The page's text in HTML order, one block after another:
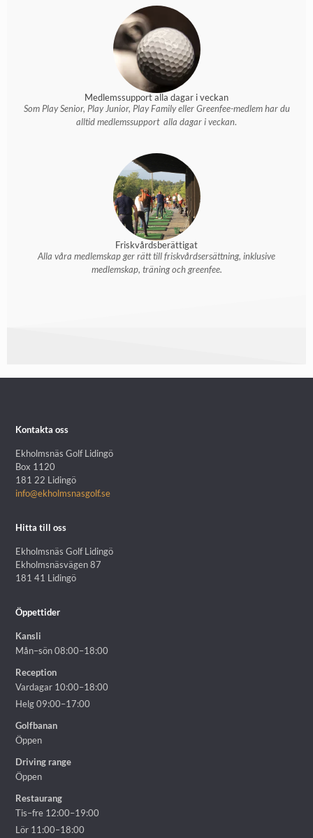
Medlemssupport alla dagar i veckan
Som Play Senior, Play Junior, Play Family eller Greenfee-medlem har du
alltid medlemssupport alla dagar i veckan.
Friskvårdsberättigat
Alla våra medlemskap ger rätt till friskvårdsersättning, inklusive
medlemskap, träning och greenfee.
Kontakta oss
Ekholmsnäs Golf Lidingö
Box 1120
181 22 Lidingö
info@ekholmsnasgolf.se
Hitta till oss
Ekholmsnäs Golf Lidingö
Ekholmsnäsvägen 87
181 41 Lidingö
Öppettider
Kansli
Mån–sön 08:00–18:00
Reception
Vardagar 10:00–18:00
Helg 09:00–17:00
Golfbanan
Öppen
Driving range
Öppen
Restaurang
Tis–fre 12:00–19:00
Lör 11:00–18:00